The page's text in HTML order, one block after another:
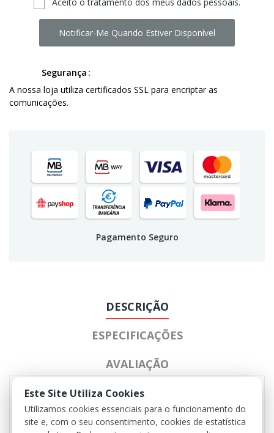
Aceito o tratamento dos meus dados pessoais.
Notificar-Me Quando Estiver Disponível
Segurança
A nossa loja utiliza certificados SSL para encriptar as
comunicações.
Pagamento Seguro
DESCRIÇÃO
ESPECIFICAÇÕES
AVALIAÇÃO
- 2 bolsos de peito com fecho de velcro
- cotovelos podem ser reforçados com estofos
Este Site Utiliza Cookies
Utilizamos cookies essenciais para o funcionamento do
site e, com o seu consentimento, cookies de estatística